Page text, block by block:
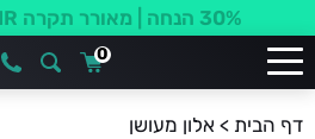
15% הנחה על כל מאווררי תקרה
0
דף הבית > אלון מעושן